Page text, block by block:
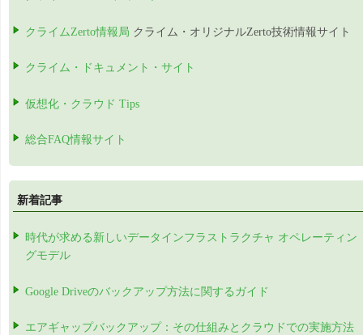
クライムZerto情報局 クライム・オリジナルZerto技術情報サイト
クライム・ドキュメント・サイト
仮想化・クラウド Tips
総合FAQ情報サイト
新着記事
時代が求める新しいデータインフラストラクチャ オペレーティン
グモデル
Google Driveのバックアップ方法に関するガイド
エアギャップバックアップ：その仕組みとクラウドでの実施方法